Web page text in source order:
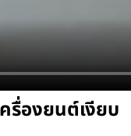
รื่องยนต์เงียบ